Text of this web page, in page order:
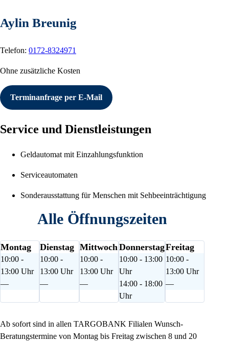
Aylin Breunig
Telefon: 0172-8324971
Ohne zusätzliche Kosten
Terminanfrage per E-Mail
Service und Dienstleistungen
Geldautomat mit Einzahlungsfunktion
Serviceautomaten
Sonderausstattung für Menschen mit Sehbeeinträchtigung
Alle Öffnungszeiten
Montag
10:00 -
13:00 Uhr
—
Dienstag
10:00 -
13:00 Uhr
—
Mittwoch
10:00 -
13:00 Uhr
—
Donnerstag
10:00 - 13:00
Uhr
14:00 - 18:00
Uhr
Freitag
10:00 -
13:00 Uhr
—
Ab sofort sind in allen TARGOBANK Filialen Wunsch-
Beratungstermine von Montag bis Freitag zwischen 8 und 20